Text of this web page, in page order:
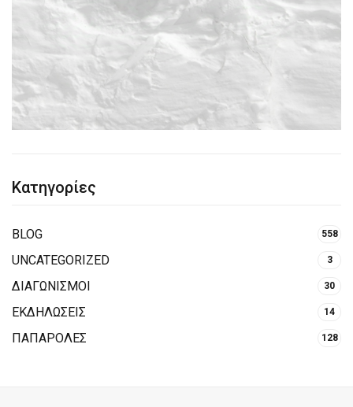
Κατηγορίες
BLOG 558
UNCATEGORIZED 3
ΔΙΑΓΩΝΙΣΜΟΙ 30
ΕΚΔΗΛΩΣΕΙΣ 14
ΠΑΠΑΡΟΛΕΣ 128